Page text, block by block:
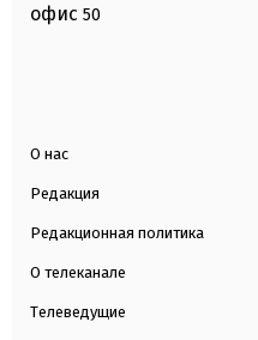
офис 50
О нас
Редакция
Редакционная политика
О телеканале
Телеведущие